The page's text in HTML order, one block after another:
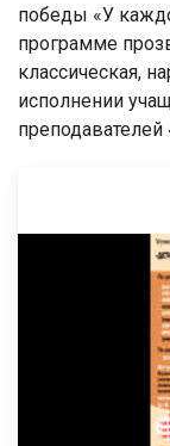
победы «У
программе
классическая,
исполнении
преподавателей